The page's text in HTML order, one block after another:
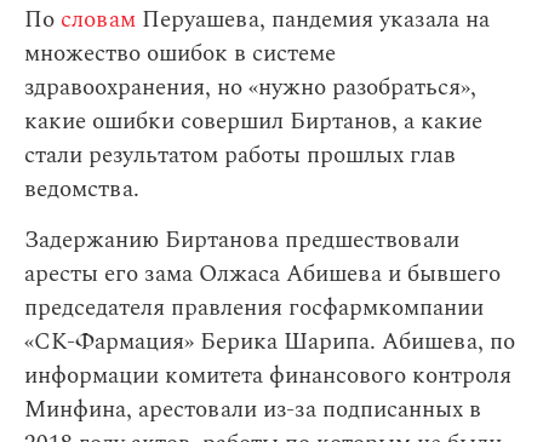
По словам Перуашева, пандемия указала на
множество ошибок в системе
здравоохранения, но «нужно разобраться»,
какие ошибки совершил Биртанов, а какие
стали результатом работы прошлых глав
ведомства.
Задержанию Биртанова предшествовали
аресты его зама Олжаса Абишева и бывшего
председателя правления госфармкомпании
«СК-Фармация» Берика Шарипа. Абишева, по
информации комитета финансового контроля
Минфина, арестовали из-за подписанных в